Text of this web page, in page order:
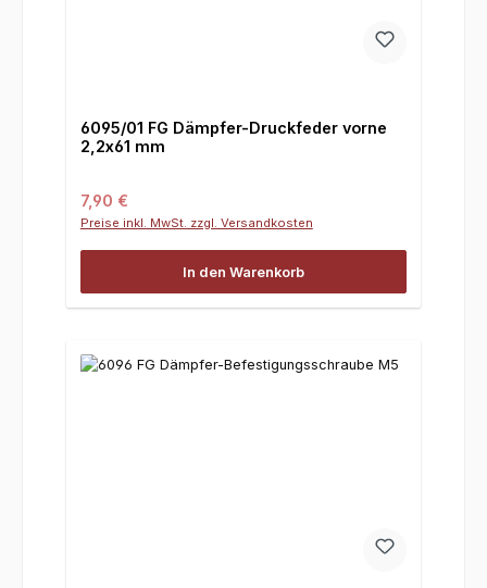
6095/01 FG Dämpfer-Druckfeder vorne
2,2x61 mm
Regulärer Preis:
7,90 €
Preise inkl. MwSt. zzgl. Versandkosten
In den Warenkorb